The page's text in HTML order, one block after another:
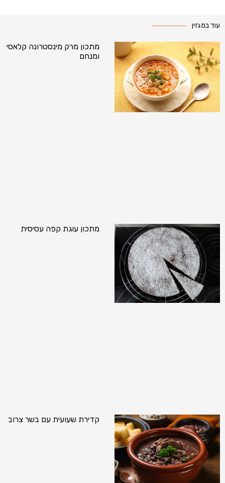
עוד במגזין
מתכון מרק מינסטרונה קלאסי
ומנחם
מתכון עוגת קפה עסיסית
קדירת שעועית עם בשר צרוב